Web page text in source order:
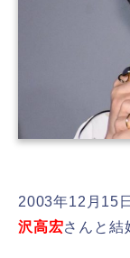
2003年12月15
沢高宏さんと結